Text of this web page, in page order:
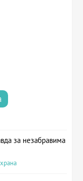
за незабравима